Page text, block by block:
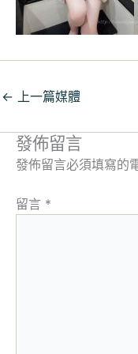
← 上一篇媒體
發佈留言
發佈留言必須填寫的
留言 *